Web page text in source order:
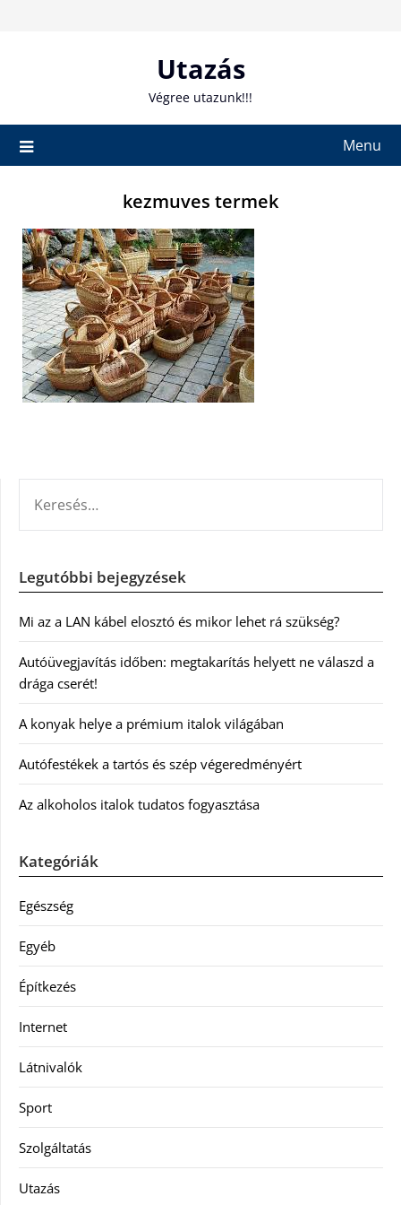
Utazás
Végree utazunk!!!
Menu
kezmuves termek
Legutóbbi bejegyzések
Mi az a LAN kábel elosztó és mikor lehet rá szükség?
Autóüvegjavítás időben: megtakarítás helyett ne válaszd a
drága cserét!
A konyak helye a prémium italok világában
Autófestékek a tartós és szép végeredményért
Az alkoholos italok tudatos fogyasztása
Kategóriák
Egészség
Egyéb
Építkezés
Internet
Látnivalók
Sport
Szolgáltatás
Utazás